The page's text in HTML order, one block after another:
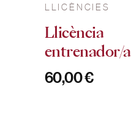
LLICÈNCIES
Llicència
entrenador/a
60,00€